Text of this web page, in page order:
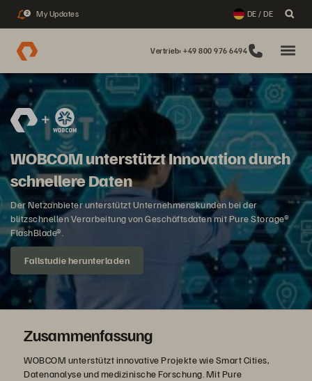
2 My Updates DE / DE
Vertrieb: +49 800 976 6494
WOBCOM unterstützt Innovation durch
schnellere Daten
Der Netzanbieter unterstützt Unternehmenskunden bei der
blitzschnellen Verarbeitung von Geschäftsdaten mit Pure Storage®
FlashBlade®.
Fallstudie herunterladen
Zusammenfassung
WOBCOM unterstützt innovative Projekte wie Smart Cities,
Datenanalyse und medizinische Forschung. Mit Pure